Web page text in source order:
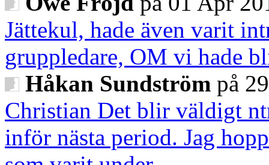
Jättekul, hade även varit
gruppledare, OM vi hade
Håkan Sundström på
Christian Det blir väldigt
inför nästa period. Jag